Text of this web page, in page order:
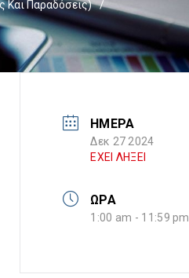
Και Παραδόσεις) /
ΗΜΕΡΑ
Δεκ 27 2024
ΕΧΕΙ ΛΗΞΕΙ
ΩΡΑ
1:00 am - 11:59 pm